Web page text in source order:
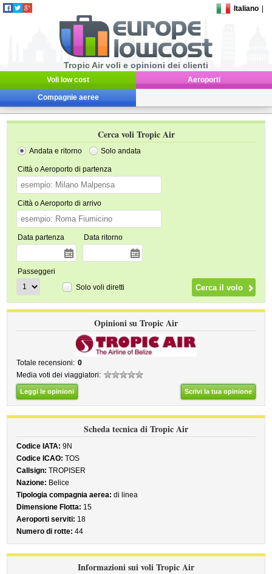
Italiano
Tropic Air voli e opinioni dei clienti
Voli low cost Aeroporti
Compagnie aeree
Cerca voli Tropic Air
Andata e ritorno Solo andata
Città o Aeroporto di partenza
Città o Aeroporto di arrivo
Data partenza Data ritorno
Passeggeri
Solo voli diretti
Opinioni su Tropic Air
Totale recensioni: 0
Media voti dei viaggiatori:
Leggi le opinioni Scrivi la tua opinione
Scheda tecnica di Tropic Air
Codice IATA: 9N
Codice ICAO: TOS
Callsign: TROPISER
Nazione: Belice
Tipologia compagnia aerea: di linea
Dimensione Flotta: 15
Aeroporti serviti: 18
Numero di rotte: 44
Informazioni sui voli Tropic Air